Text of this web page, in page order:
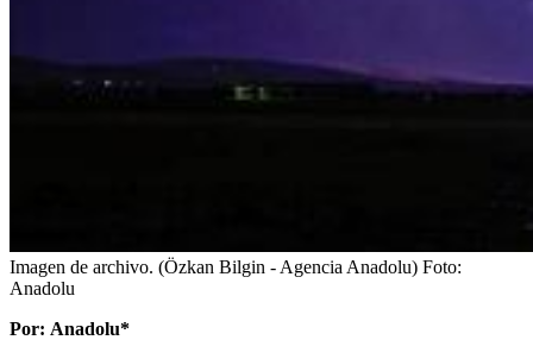
Imagen de archivo. (Özkan Bilgin - Agencia Anadolu) Foto:
Anadolu
Por: Anadolu*